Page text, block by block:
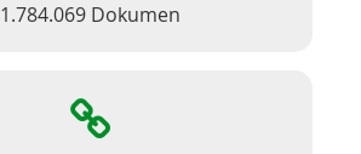
1.784.069 Dokumen